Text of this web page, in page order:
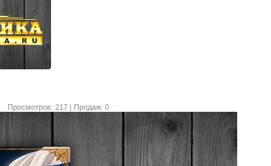
Просмотров: 217 | Продаж: 0